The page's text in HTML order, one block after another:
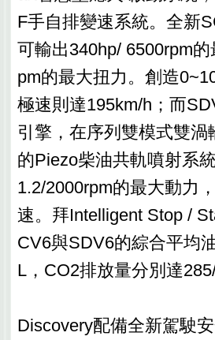
F手自排變速系統。全新
可輸出340hp/ 6500rpm
pm的最大扭力。創造
極速則達195km/h；而
引擎，在序列雙模式雙
的Piezo柴油共軌噴射系
1.2/2000rpm的最大動力
速。拜Intelligent Stop /
CV6與SDV6的綜合平均
L，CO2排放量分別達
Discovery配備全新駕駛